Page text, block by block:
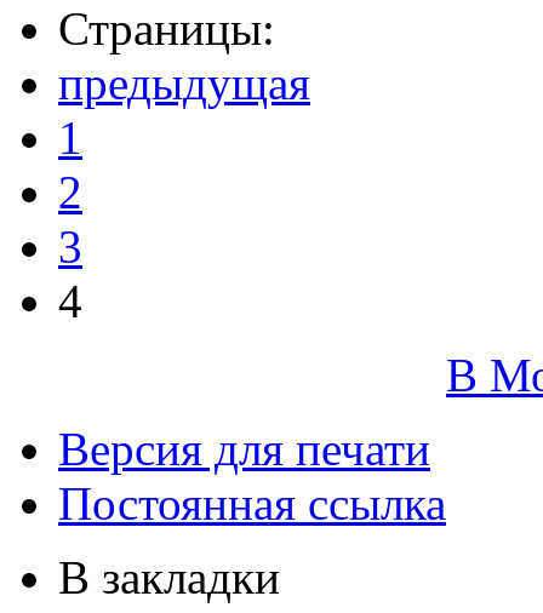
Страницы:
предыдущая
1
2
3
4
В
Версия для печати
Постоянная ссылка
В закладки